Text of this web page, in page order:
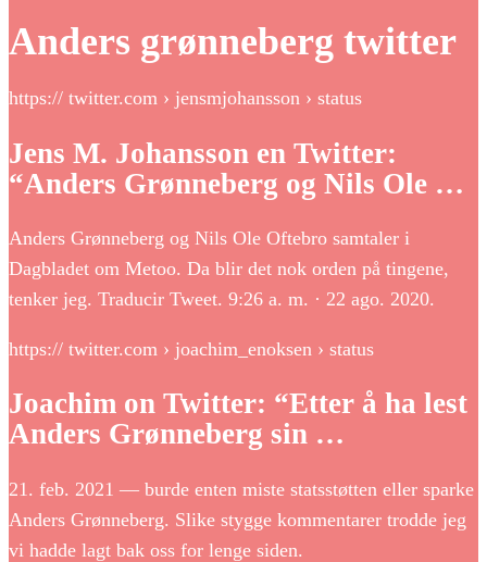
Anders grønneberg twitter
https:// twitter.com › jensmjohansson › status
Jens M. Johansson en Twitter:
“Anders Grønneberg og Nils Ole …
Anders Grønneberg og Nils Ole Oftebro samtaler i
Dagbladet om Metoo. Da blir det nok orden på tingene,
tenker jeg. Traducir Tweet. 9:26 a. m. · 22 ago. 2020.
https:// twitter.com › joachim_enoksen › status
Joachim on Twitter: “Etter å ha lest
Anders Grønneberg sin …
21. feb. 2021 — burde enten miste statsstøtten eller sparke
Anders Grønneberg. Slike stygge kommentarer trodde jeg
vi hadde lagt bak oss for lenge siden.